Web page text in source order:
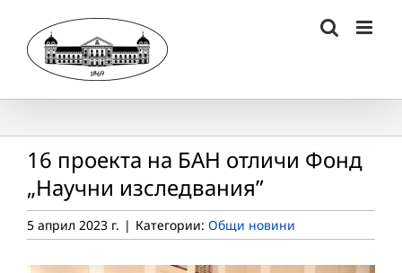
content
16 проекта на БАН отличи Фонд
„Научни изследвания”
5 април 2023 г. | Категории: Общи новини